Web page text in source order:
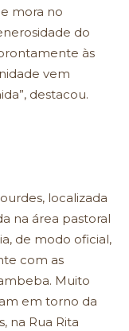
mora no
do
às
vem
destacou.
localizada
na área pastoral
de modo oficial,
com as
Muito
em torno da
na Rua Rita